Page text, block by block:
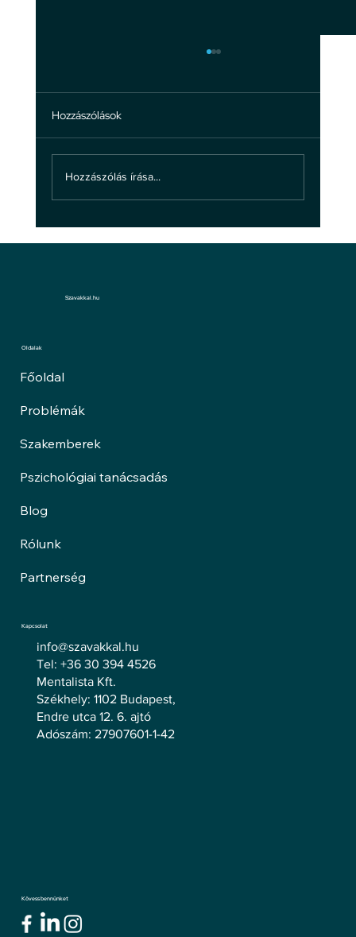
Hozzászólások
Hozzászólás írása...
Szavakkal.hu
Oldalak
Főoldal
Problémák
Szakemberek
Pszichológiai tanácsadás
Blog
Rólunk
Partnerség
Kapcsolat
info@szavakkal.hu
Tel: +36 30 394 4526
Mentalista Kft.
Székhely: 1102 Budapest,
Endre utca 12. 6. ajtó
Adószám: 27907601-1-42
Kövess bennünket